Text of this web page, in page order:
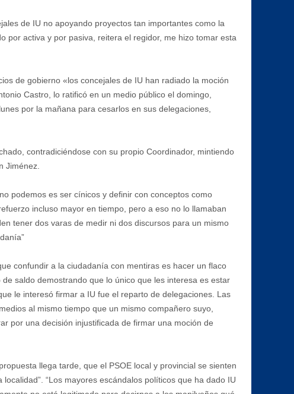
de IU no apoyando proyectos tan importantes como la
por activa y por pasiva, reitera el regidor, me hizo tomar esta
de gobierno «los concejales de IU han radiado la moción
Castro, lo ratificó en un medio público el domingo,
por la mañana para cesarlos en sus delegaciones,
contradiciéndose con su propio Coordinador, mintiendo
Jiménez.
podemos es ser cínicos y definir con conceptos como
incluso mayor en tiempo, pero a eso no lo llamaban
tener dos varas de medir ni dos discursos para un mismo
confundir a la ciudadanía con mentiras es hacer un flaco
saldo demostrando que lo único que les interesa es estar
le interesó firmar a IU fue el reparto de delegaciones. Las
al mismo tiempo que un mismo compañero suyo,
por una decisión injustificada de firmar una moción de
llega tarde, que el PSOE local y provincial se sienten
“Los mayores escándalos políticos que ha dado IU